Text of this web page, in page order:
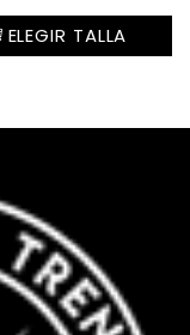
ELEGIR TALLA